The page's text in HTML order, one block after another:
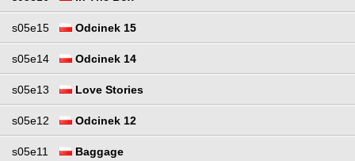
s05e15 Odcinek 15
s05e14 Odcinek 14
s05e13 Love Stories
s05e12 Odcinek 12
s05e11 Baggage